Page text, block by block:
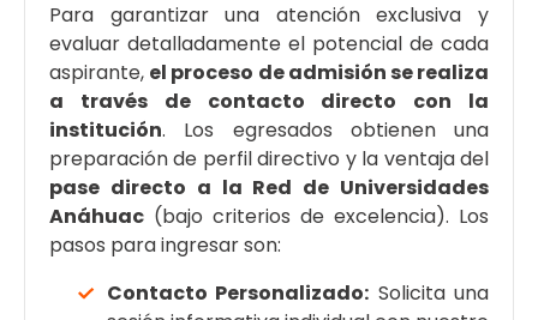
Para garantizar una atención exclusiva y
evaluar detalladamente el potencial de cada
aspirante, el proceso de admisión se realiza
a través de contacto directo con la
institución. Los egresados obtienen una
preparación de perfil directivo y la ventaja del
pase directo a la Red de Universidades
Anáhuac (bajo criterios de excelencia). Los
pasos para ingresar son:
Contacto Personalizado: Solicita una